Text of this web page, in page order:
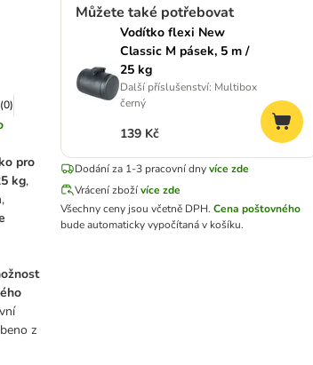
(0)
pro
kg,
z
Můžete také potřebovat
Vodítko flexi New
Classic M pásek, 5 m /
25 kg
Další příslušenství: Multibox
černý
139 Kč
Dodání za 1-3 pracovní dny více zde
Vrácení zbožívíce zde
Všechny ceny jsou včetně DPH. Cena poštovného
bude automaticky vypočítaná v košíku.